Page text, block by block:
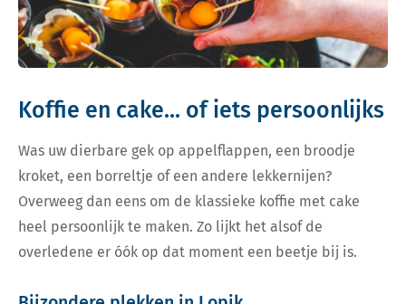
Koffie en cake... of iets persoonlijks
Was uw dierbare gek op appelflappen, een broodje
kroket, een borreltje of een andere lekkernijen?
Overweeg dan eens om de klassieke koffie met cake
heel persoonlijk te maken. Zo lijkt het alsof de
overledene er óók op dat moment een beetje bij is.